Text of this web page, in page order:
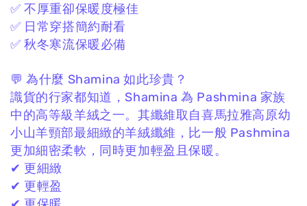
✅ 不厚重卻保暖度極佳
✅ 日常穿搭簡約耐看
✅ 秋冬寒流保暖必備
💬 為什麼 Shamina 如此珍貴？
識貨的行家都知道， Shamina 為 Pashmina 家族
中的高等級羊絨之一。其纖維取自喜馬拉雅高原幼
小山羊頸部最細緻的羊絨纖維， 比一般 Pashmina
更加細密柔軟， 同時更加輕盈且保暖。
✔ 更細緻
✔ 更輕盈